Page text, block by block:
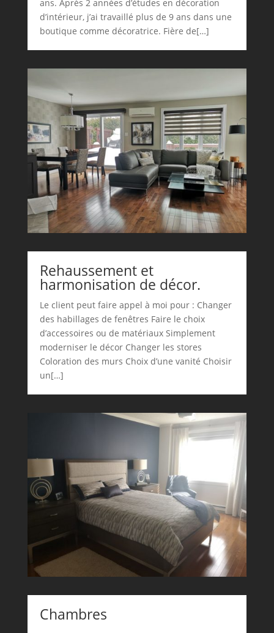
ans. Après 2 années d’études en décoration
d’intérieur, j’ai travaillé plus de 9 ans dans une
boutique comme décoratrice. Fière de[…]
Rehaussement et
harmonisation de décor.
Le client peut faire appel à moi pour : Changer
des habillages de fenêtres Faire le choix
d’accessoires ou de matériaux Simplement
moderniser le décor Changer les stores
Coloration des murs Choix d’une vanité Choisir
un[…]
Chambres